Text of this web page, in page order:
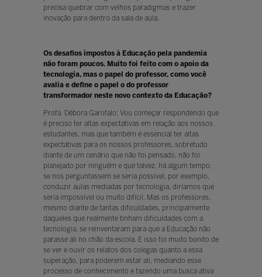
precisa quebrar com velhos paradigmas e trazer
inovação para dentro da sala de aula.
Os desafios impostos à Educação pela pandemia
não foram poucos. Muito foi feito com o apoio da
tecnologia, mas o papel do professor, como você
avalia e define o papel o do professor
transformador neste novo contexto da Educação?
Profa. Débora Garofalo: Vou começar respondendo que
é preciso ter altas expectativas em relação aos nossos
estudantes, mas que também é essencial ter altas
expectativas para os nossos professores, sobretudo
diante de um cenário que não foi pensado, não foi
planejado por ninguém e que talvez, há algum tempo,
se nos perguntassem se seria possível, por exemplo,
conduzir aulas mediadas por tecnologia, diríamos que
seria impossível ou muito difícil. Mas os professores,
mesmo diante de tantas dificuldades, principalmente
daqueles que realmente tinham dificuldades com a
tecnologia, se reinventaram para que a Educação não
parasse ali no chão da escola. E isso foi muito bonito de
se ver e ouvir os relatos dos colegas quanto a essa
superação, para poderem estar ali, mediando esse
processo de conhecimento e fazendo uma busca ativa